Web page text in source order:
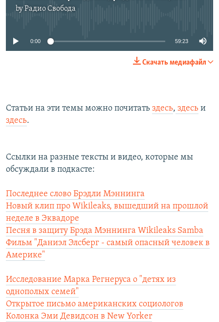
byРадио Свобода
No media source currently available
0:00 59:23
Скачать медиафайл
Статьи на эти темы можно почитать здесь, здесь и
здесь.
Ссылки на разные тексты и видео, которые мы
обсуждали в подкасте:
Последнее слово Брэдли Мэннинга
Новый клип про Wikileaks, вышедший на прошлой
неделе в Эквадоре
Песня в защиту Брэда Мэннинга Wikileaks Samba
Фильм "Даниэл Элсберг - самый опасный человек в
Америке"
Исследование Марка Регнеруса о "детях из
однополых семей"
Открытое письмо американских социологов
Колонка Эми Девидсон в New Yorker